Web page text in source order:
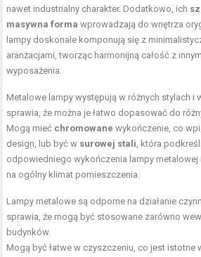
nawet industrialny charakter. Dodatkowo, ich
masywna forma wprowadzają do wnętrza
lampy doskonale komponują się z
aranżacjami, tworząc harmonijną całość z
wyposażenia.
Metalowe lampy występują w różnych stylach i
sprawia, że można je łatwo dopasować do
Mogą mieć chromowane wykończenie, co
design, lub być w surowej stali, która
odpowiedniego wykończenia lampy metalowej
na ogólny klimat pomieszczenia.
Lampy metalowe są odporne na działanie
sprawia, że mogą być stosowane zarówno
budynków.
Mogą być łatwe w czyszczeniu, co jest istotne